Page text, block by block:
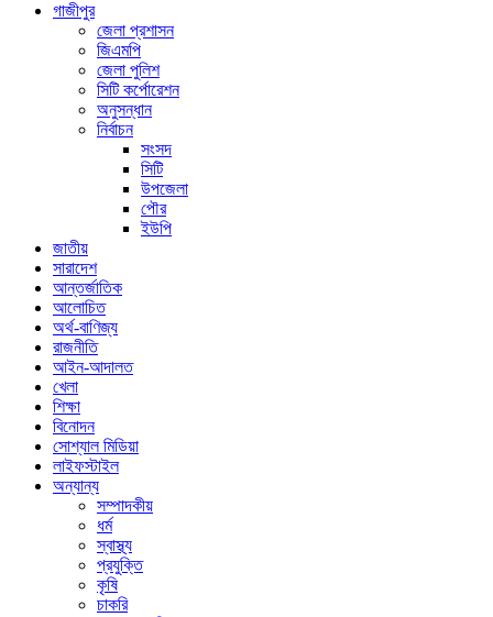
গাজীপুর
জেলা প্রশাসন
জিএমপি
জেলা পুলিশ
সিটি কর্পোরেশন
অনুসন্ধান
নির্বাচন
সংসদ
সিটি
উপজেলা
পৌর
ইউপি
জাতীয়
সারাদেশ
আন্তর্জাতিক
আলোচিত
অর্থ-বাণিজ্য
রাজনীতি
আইন-আদালত
খেলা
শিক্ষা
বিনোদন
সোশ্যাল মিডিয়া
লাইফস্টাইল
অন্যান্য
সম্পাদকীয়
ধর্ম
স্বাস্থ্য
প্রযুক্তি
কৃষি
চাকরি